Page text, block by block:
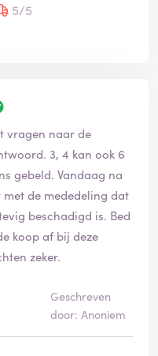
5/5
vragen naar de
3, 4 kan ook 6
gebeld. Vandaag na
met de mededeling dat
beschadigd is. Bed
koop af bij deze
zeker.
Geschreven
door: Anoniem